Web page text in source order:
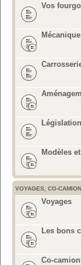
Vos
Mécanique
Législation
Modèles
VOYAGES, CO-
Voyages
Les bons
Co-